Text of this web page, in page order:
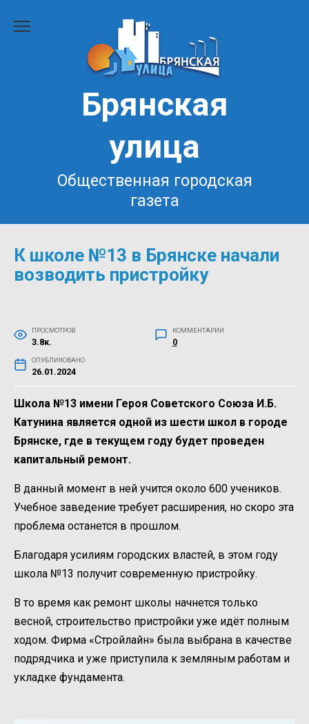
Брянская
улица
Общественная городская
газета
К школе №13 в Брянске начали
возводить пристройку
ПРОСМОТРОВ
3.8к.
КОММЕНТАРИИ
0
ОПУБЛИКОВАНО
26.01.2024
Школа №13 имени Героя Советского Союза И.Б.
Катунина является одной из шести школ в городе
Брянске, где в текущем году будет проведен
капитальный ремонт.
В данный момент в ней учится около 600 учеников.
Учебное заведение требует расширения, но скоро эта
проблема останется в прошлом.
Благодаря усилиям городских властей, в этом году
школа №13 получит современную пристройку.
В то время как ремонт школы начнется только
весной, строительство пристройки уже идёт полным
ходом. Фирма «Стройлайн» была выбрана в качестве
подрядчика и уже приступила к земляным работам и
укладке фундамента.